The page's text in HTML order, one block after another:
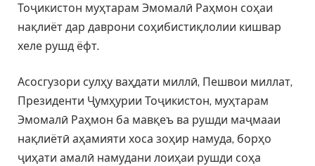
Тоҷикистон муҳтарам Эмомалӣ Раҳмон соҳаи
нақлиёт дар даврони соҳибистиқлолии кишвар
хеле рушд ёфт.
Асосгузори сулҳу ваҳдати миллӣ, Пешвои миллат,
Президенти Ҷумҳурии Тоҷикистон, муҳтарам
Эмомалӣ Раҳмон ба мавқеъ ва рушди маҷмааи
нақлиётӣ аҳамияти хоса зоҳир намуда, борҳо
ҷиҳати амалӣ намудани лоиҳаи рушди соҳа